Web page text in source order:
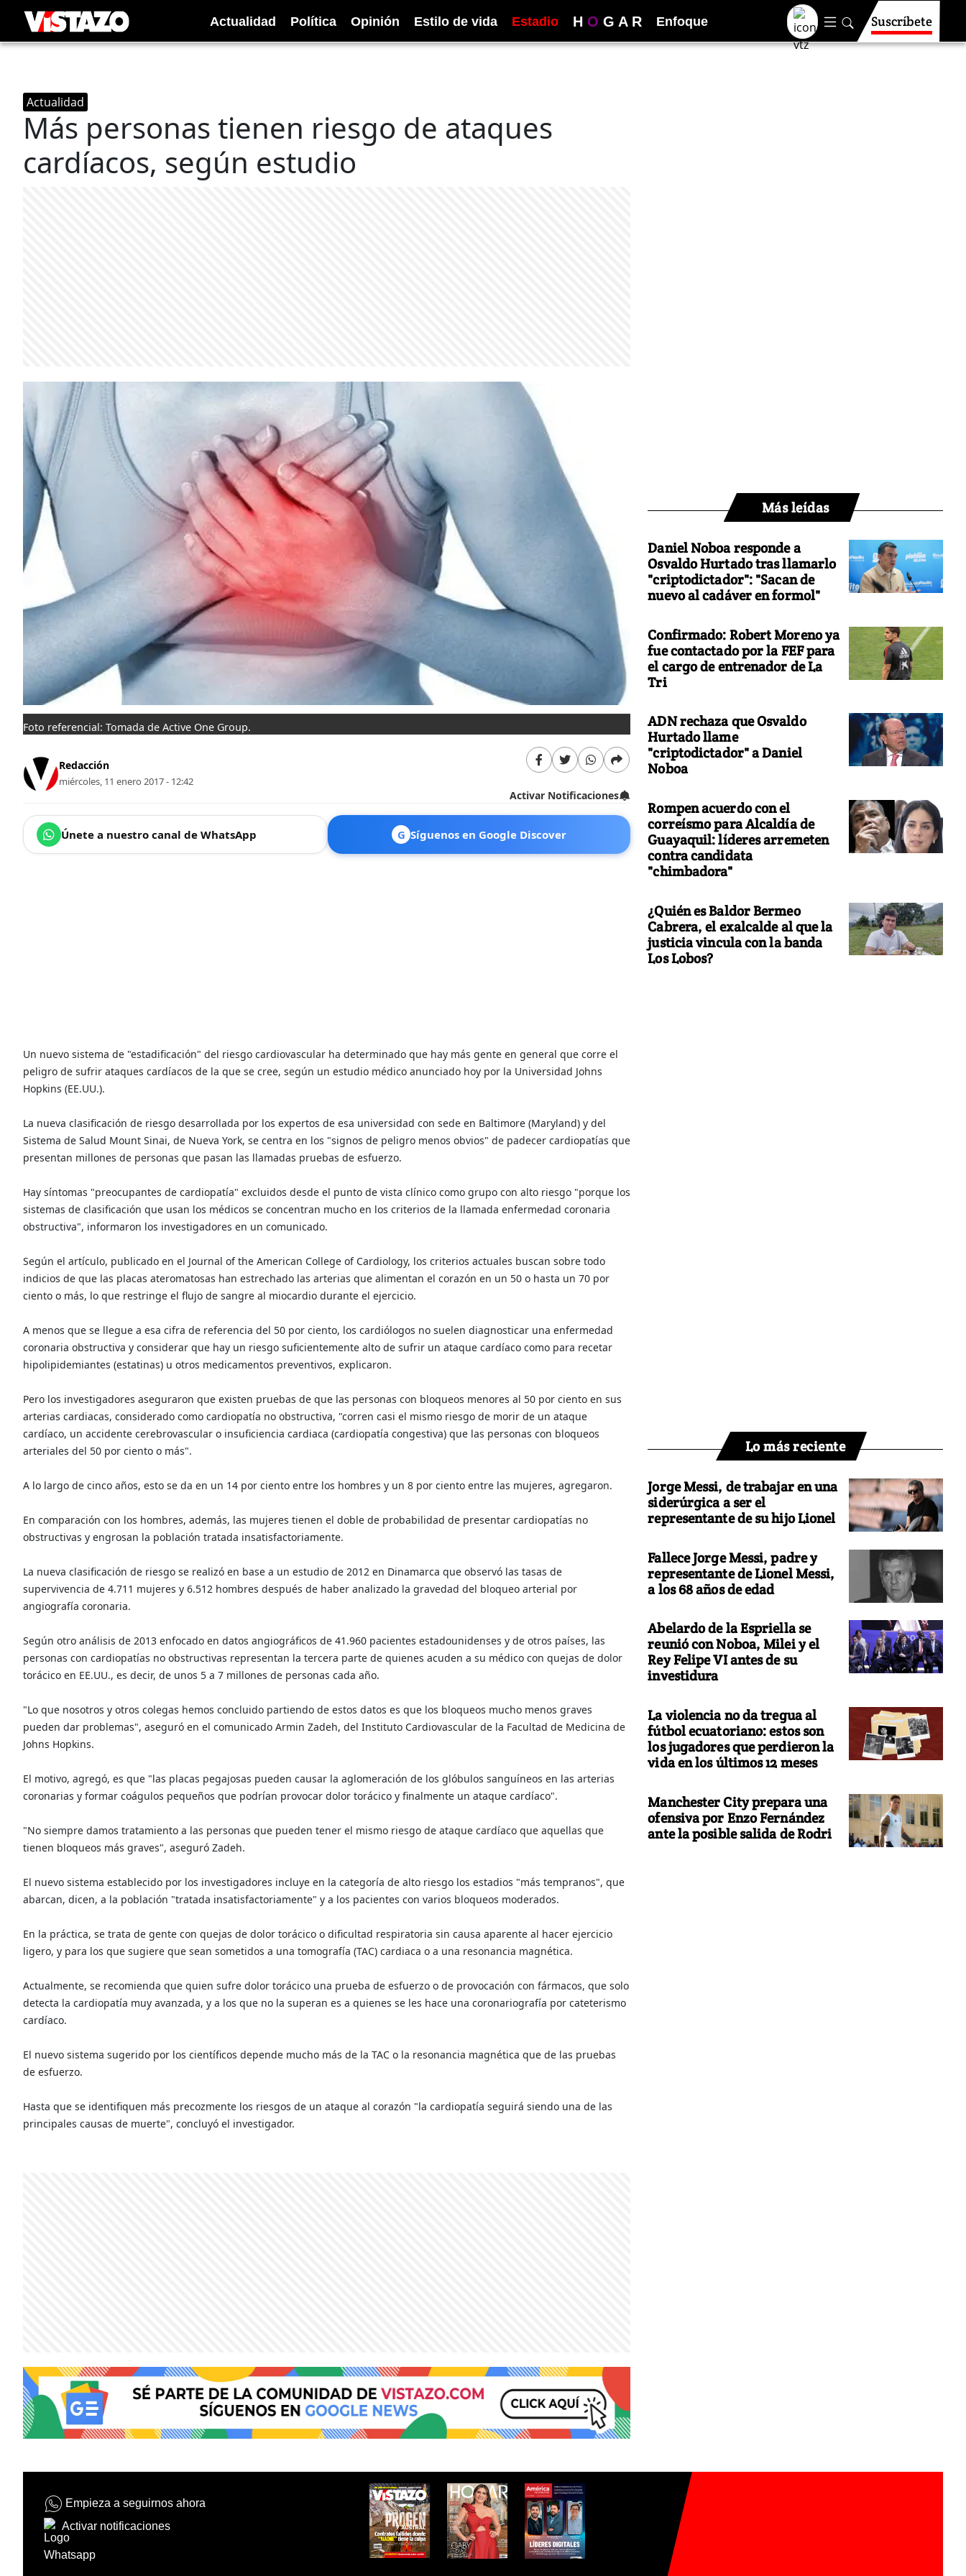
Actualidad Política Opinión Estilo de vida Estadio H O G A R Enfoque Suscríbete
Actualidad
Más personas tienen riesgo de ataques
cardíacos, según estudio
Foto referencial: Tomada de Active One Group.
Redacción
miércoles, 11 enero 2017 - 12:42
Activar Notificaciones
Únete a nuestro canal de WhatsApp G Síguenos en Google Discover
Un nuevo sistema de "estadificación" del riesgo cardiovascular ha determinado que hay más gente en general que corre el
peligro de sufrir ataques cardíacos de la que se cree, según un estudio médico anunciado hoy por la Universidad Johns
Hopkins (EE.UU.).
La nueva clasificación de riesgo desarrollada por los expertos de esa universidad con sede en Baltimore (Maryland) y del
Sistema de Salud Mount Sinai, de Nueva York, se centra en los "signos de peligro menos obvios" de padecer cardiopatías que
presentan millones de personas que pasan las llamadas pruebas de esfuerzo.
Hay síntomas "preocupantes de cardiopatía" excluidos desde el punto de vista clínico como grupo con alto riesgo "porque los
sistemas de clasificación que usan los médicos se concentran mucho en los criterios de la llamada enfermedad coronaria
obstructiva", informaron los investigadores en un comunicado.
Según el artículo, publicado en el Journal of the American College of Cardiology, los criterios actuales buscan sobre todo
indicios de que las placas ateromatosas han estrechado las arterias que alimentan el corazón en un 50 o hasta un 70 por
ciento o más, lo que restringe el flujo de sangre al miocardio durante el ejercicio.
A menos que se llegue a esa cifra de referencia del 50 por ciento, los cardiólogos no suelen diagnosticar una enfermedad
coronaria obstructiva y considerar que hay un riesgo suficientemente alto de sufrir un ataque cardíaco como para recetar
hipolipidemiantes (estatinas) u otros medicamentos preventivos, explicaron.
Pero los investigadores aseguraron que existen pruebas de que las personas con bloqueos menores al 50 por ciento en sus
arterias cardiacas, considerado como cardiopatía no obstructiva, "corren casi el mismo riesgo de morir de un ataque
cardíaco, un accidente cerebrovascular o insuficiencia cardiaca (cardiopatía congestiva) que las personas con bloqueos
arteriales del 50 por ciento o más".
A lo largo de cinco años, esto se da en un 14 por ciento entre los hombres y un 8 por ciento entre las mujeres, agregaron.
En comparación con los hombres, además, las mujeres tienen el doble de probabilidad de presentar cardiopatías no
obstructivas y engrosan la población tratada insatisfactoriamente.
La nueva clasificación de riesgo se realizó en base a un estudio de 2012 en Dinamarca que observó las tasas de
supervivencia de 4.711 mujeres y 6.512 hombres después de haber analizado la gravedad del bloqueo arterial por
angiografía coronaria.
Según otro análisis de 2013 enfocado en datos angiográficos de 41.960 pacientes estadounidenses y de otros países, las
personas con cardiopatías no obstructivas representan la tercera parte de quienes acuden a su médico con quejas de dolor
torácico en EE.UU., es decir, de unos 5 a 7 millones de personas cada año.
"Lo que nosotros y otros colegas hemos concluido partiendo de estos datos es que los bloqueos mucho menos graves
pueden dar problemas", aseguró en el comunicado Armin Zadeh, del Instituto Cardiovascular de la Facultad de Medicina de
Johns Hopkins.
El motivo, agregó, es que "las placas pegajosas pueden causar la aglomeración de los glóbulos sanguíneos en las arterias
coronarias y formar coágulos pequeños que podrían provocar dolor torácico y finalmente un ataque cardíaco".
"No siempre damos tratamiento a las personas que pueden tener el mismo riesgo de ataque cardíaco que aquellas que
tienen bloqueos más graves", aseguró Zadeh.
El nuevo sistema establecido por los investigadores incluye en la categoría de alto riesgo los estadios "más tempranos", que
abarcan, dicen, a la población "tratada insatisfactoriamente" y a los pacientes con varios bloqueos moderados.
En la práctica, se trata de gente con quejas de dolor torácico o dificultad respiratoria sin causa aparente al hacer ejercicio
ligero, y para los que sugiere que sean sometidos a una tomografía (TAC) cardiaca o a una resonancia magnética.
Actualmente, se recomienda que quien sufre dolor torácico una prueba de esfuerzo o de provocación con fármacos, que solo
detecta la cardiopatía muy avanzada, y a los que no la superan es a quienes se les hace una coronariografía por cateterismo
cardíaco.
El nuevo sistema sugerido por los científicos depende mucho más de la TAC o la resonancia magnética que de las pruebas
de esfuerzo.
Hasta que se identifiquen más precozmente los riesgos de un ataque al corazón "la cardiopatía seguirá siendo una de las
principales causas de muerte", concluyó el investigador.
Más leídas
Daniel Noboa responde a
Osvaldo Hurtado tras llamarlo
"criptodictador": "Sacan de
nuevo al cadáver en formol"
Confirmado: Robert Moreno ya
fue contactado por la FEF para
el cargo de entrenador de La
Tri
ADN rechaza que Osvaldo
Hurtado llame
"criptodictador" a Daniel
Noboa
Rompen acuerdo con el
correísmo para Alcaldía de
Guayaquil: líderes arremeten
contra candidata
"chimbadora"
¿Quién es Baldor Bermeo
Cabrera, el exalcalde al que la
justicia vincula con la banda
Los Lobos?
Lo más reciente
Jorge Messi, de trabajar en una
siderúrgica a ser el
representante de su hijo Lionel
Fallece Jorge Messi, padre y
representante de Lionel Messi,
a los 68 años de edad
Abelardo de la Espriella se
reunió con Noboa, Milei y el
Rey Felipe VI antes de su
investidura
La violencia no da tregua al
fútbol ecuatoriano: estos son
los jugadores que perdieron la
vida en los últimos 12 meses
Manchester City prepara una
ofensiva por Enzo Fernández
ante la posible salida de Rodri
Empieza a seguirnos ahora
Activar notificaciones